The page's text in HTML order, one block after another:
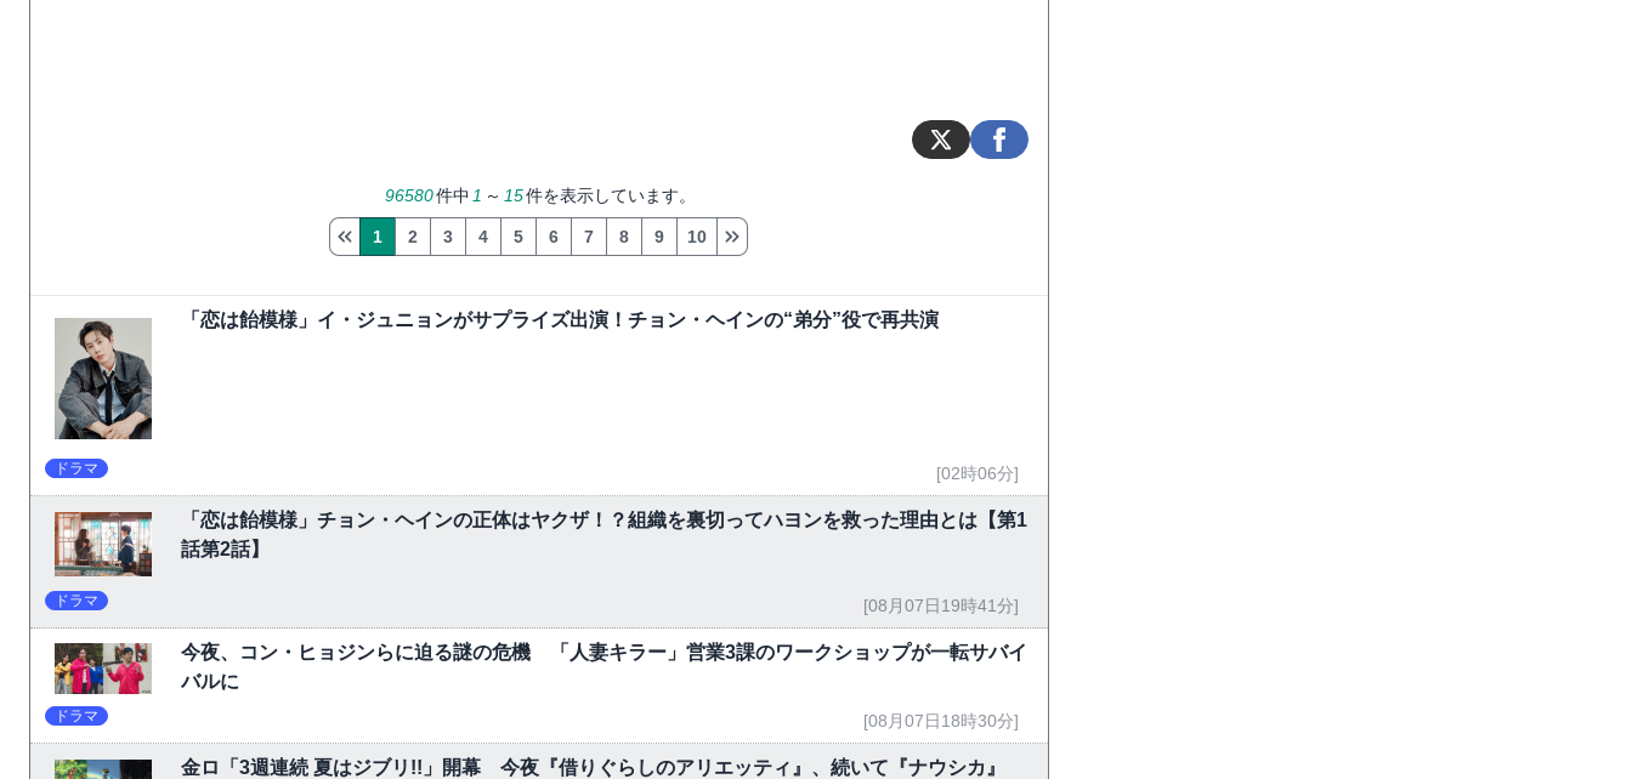
96580件中 1 ～ 15件を表示しています。
1 2 3 4 5 6 7 8 9 10
「恋は飴模様」イ・ジュニョンがサプライズ出演！チョン・ヘインの“弟分”役で再共演
ドラマ [02時06分]
「恋は飴模様」チョン・ヘインの正体はヤクザ！？組織を裏切ってハヨンを救った理由とは【第1
話第2話】
ドラマ [08月07日19時41分]
今夜、コン・ヒョジンらに迫る謎の危機 「人妻キラー」営業3課のワークショップが一転サバイ
バルに
ドラマ [08月07日18時30分]
金ロ「3週連続 夏はジブリ!!」開幕 今夜『借りぐらしのアリエッティ』、続いて『ナウシカ』